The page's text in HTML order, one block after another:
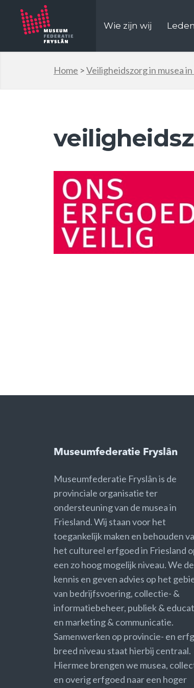
Wie zijn wij Leden
Home >Veiligheidszorg in musea
Museumfederatie Fryslân
Museumfederatie Fryslân is de
provinciale organisatie ter
ondersteuning van de musea in
Friesland. Wij staan voor het
toegankelijk maken en behouden
het cultureel erfgoed in Friesland
een zo hoog mogelijk niveau. We
kennis en geven advies op het
van bedrijfsvoering, collectie- &
informatiebeheer, publiek &
en marketing & communicatie.
Samenwerken op provincie- en
breed niveau staat hierbij centraal.
Hiermee brengen we musea,
en overig erfgoed naar een hoger